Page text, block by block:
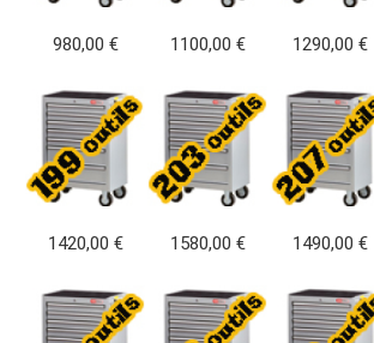
980,00 € 1100,00 € 1290,00 €
1420,00 € 1580,00 € 1490,00 €